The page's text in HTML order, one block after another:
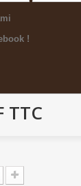
!
TTC